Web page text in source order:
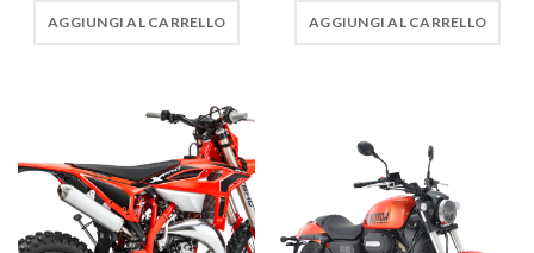
AGGIUNGI AL CARRELLO AGGIUNGI AL CARRELLO